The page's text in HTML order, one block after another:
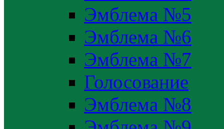
Эмблема №5
Эмблема №6
Эмблема №7
Голосование
Эмблема №8